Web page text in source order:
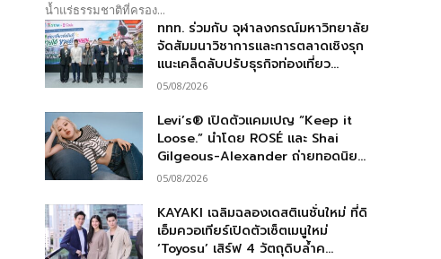
น้ำแร่ธรรมชาติที่ครอง...
ททท. ร่วมกับ จุฬาลงกรณ์มหาวิทยาลัย
จัดสัมมนาวิชาการและการตลาดเชิงรุก
แนะเคล็ดลับปรับธุรกิจท่องเที่ยว...
05/08/2026
Levi’s® เปิดตัวแคมเปญ “Keep it
Loose.” นำโดย ROSÉ และ Shai
Gilgeous-Alexander ถ่ายทอดนิย...
05/08/2026
KAYAKI เฉลิมฉลองเดสติเนชั่นใหม่ ที่ดิ
เอ็มควอเทียร์เปิดตัวเซ็ตเมนูใหม่
‘Toyosu’ เสิร์ฟ 4 วัตถุดิบล้ำค...